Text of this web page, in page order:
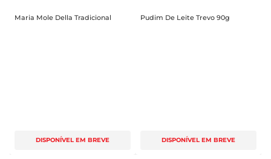
Maria Mole Della Tradicional
DISPONÍVEL EM BREVE
Pudim De Leite Trevo 90g
DISPONÍVEL EM BREVE